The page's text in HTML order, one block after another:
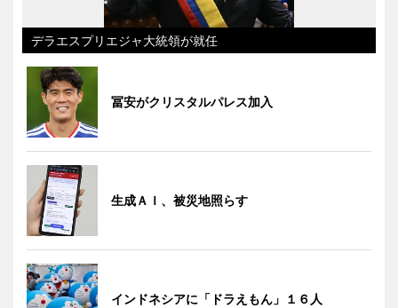
デラエスプリエジャ大統領が就任
冨安がクリスタルパレス加入
生成ＡＩ、被災地照らす
インドネシアに「ドラえもん」１６人